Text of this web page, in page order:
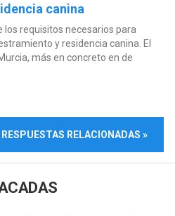
canina
requisitos necesarios para
y residencia canina. El
más en concreto en de
RELACIONADAS »